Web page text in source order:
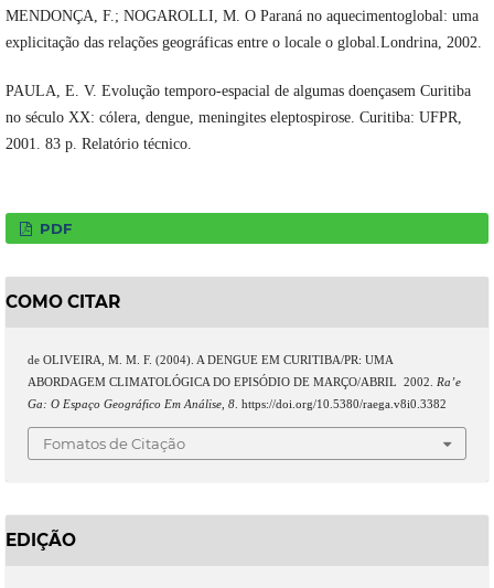
MENDONÇA, F.; NOGAROLLI, M. O Paraná no aquecimentoglobal: uma
explicitação das relações geográficas entre o locale o global.Londrina, 2002.
PAULA, E. V. Evolução temporo-espacial de algumas doençasem Curitiba
no século XX: cólera, dengue, meningites eleptospirose. Curitiba: UFPR,
2001. 83 p. Relatório técnico.
PDF
COMO CITAR
de OLIVEIRA, M. M. F. (2004). A DENGUE EM CURITIBA/PR: UMA
ABORDAGEM CLIMATOLÓGICA DO EPISÓDIO DE MARÇO/ABRIL  2002. Ra’e
Ga: O Espaço Geográfico Em Análise, 8. https://doi.org/10.5380/raega.v8i0.3382
Fomatos de Citação
EDIÇÃO